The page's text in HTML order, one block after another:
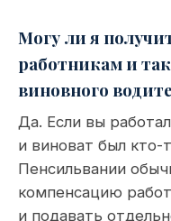
Могу ли я
работникам и
виновного
Да. Если вы
и виноват был кто-
Пенсильвании
компенсацию
и подавать